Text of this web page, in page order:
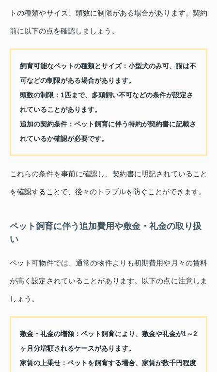
トの種類やサイズ、頭数に制限がある場合があります。契約
前に以下の点を確認しましょう。
飼育可能なペットの種類とサイズ： 小型犬のみ可、猫は不
可などの制限がある場合があります。
頭数の制限： 1匹まで、多頭飼い不可などの条件が設定さ
れていることがあります。
追加の契約条件： ペット飼育に伴う特約が契約書に記載さ
れているか確認が必要です。
これらの条件を事前に確認し、契約書に明記されていること
を確認することで、後々のトラブルを防ぐことができます。
ペット飼育に伴う追加費用や敷金・礼金の取り扱
い
ペット可物件では、通常の物件よりも初期費用や月々の賃料
が高く設定されていることがあります。以下の点に注意しま
しょう。
敷金・礼金の増額： ペット飼育により、敷金や礼金が1～2
ヶ月分増額されるケースがあります。
家賃の上乗せ： ペットを飼育する場合、家賃が数千円程度